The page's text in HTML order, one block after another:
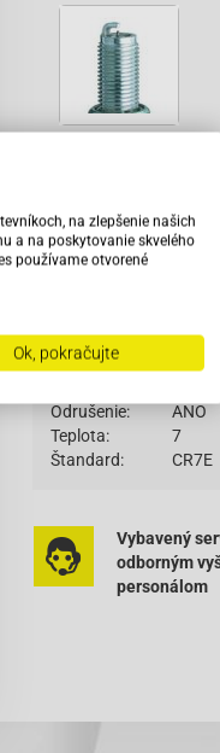
Popis tovaru
Priemer závitu: 10mm
Výška závitu:
19mm
Odrušenie:
ANO
Teplota:
7
Štandard:
CR7E
Vybavený
odborným
personálom
na zlepšenie našich
a na poskytovanie skvelého
používame otvorené
Ok, pokračujte